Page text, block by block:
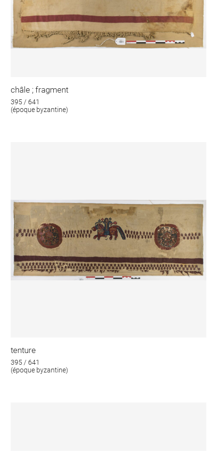
châle ; fragment
395 / 641
(époque byzantine)
tenture
395 / 641
(époque byzantine)